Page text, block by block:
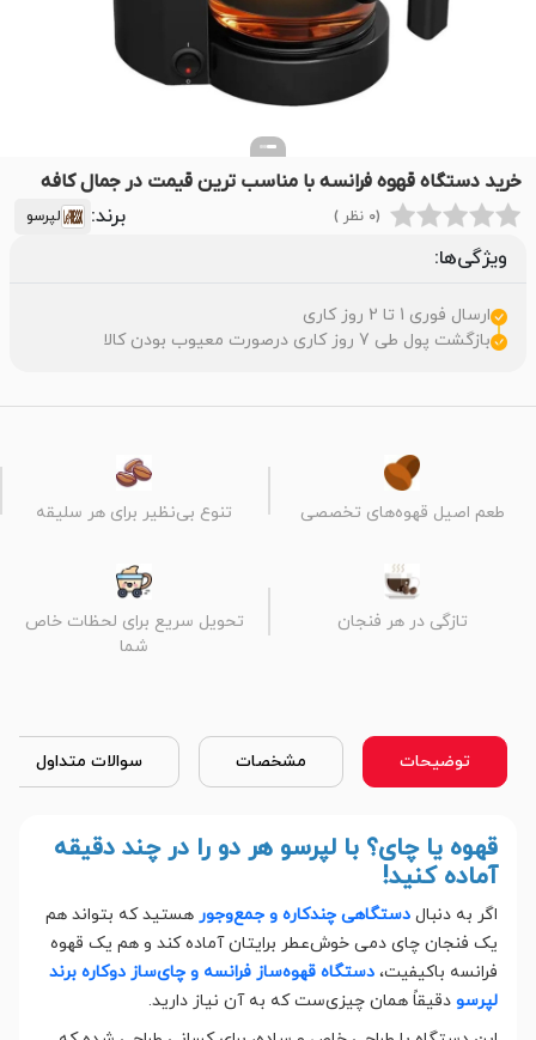
خرید دستگاه قهوه فرانسه با مناسب ترین قیمت در جمال کافه
(0 نظر ) برند: لپرسو
ویژگی‌ها:
ارسال فوری 1 تا 2 روز کاری
بازگشت پول طی 7 روز کاری درصورت معیوب بودن کالا
طعم اصیل قهوه‌های تخصصی تنوع بی‌نظیر برای هر سلیقه
تازگی در هر فنجان
تحویل سریع برای لحظات خاص
شما
توضیحات مشخصات سوالات متداول
قهوه یا چای؟ با لپرسو هر دو را در چند دقیقه
آماده کنید!
اگر به دنبال دستگاهی چندکاره و جمع‌وجور هستید که بتواند هم
یک فنجان چای دمی خوش‌عطر برایتان آماده کند و هم یک قهوه
فرانسه باکیفیت، دستگاه قهوه‌ساز فرانسه و چای‌ساز دوکاره برند
لپرسو دقیقاً همان چیزی‌ست که به آن نیاز دارید.